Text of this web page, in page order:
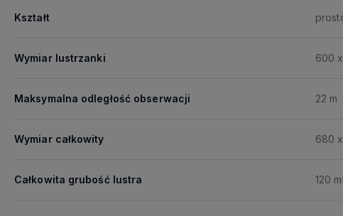
Kształt
Wymiar lustrzanki 600
Maksymalna odległość obserwacji 22 m
Wymiar całkowity 680
Całkowita grubość lustra 120